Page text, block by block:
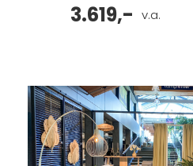
v.a.
3.619,-